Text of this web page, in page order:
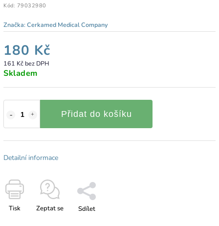
Kód: 79032980
Značka:Cerkamed Medical Company
180 Kč
161 Kč bez DPH
Skladem
Přidat do košíku
Detailní informace
Tisk Zeptat se Sdílet